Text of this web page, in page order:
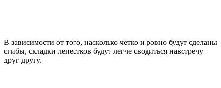
В зависимости от того, насколько четко и ровно будут сделаны
сгибы, складки лепестков будут легче сводиться навстречу
друг другу.